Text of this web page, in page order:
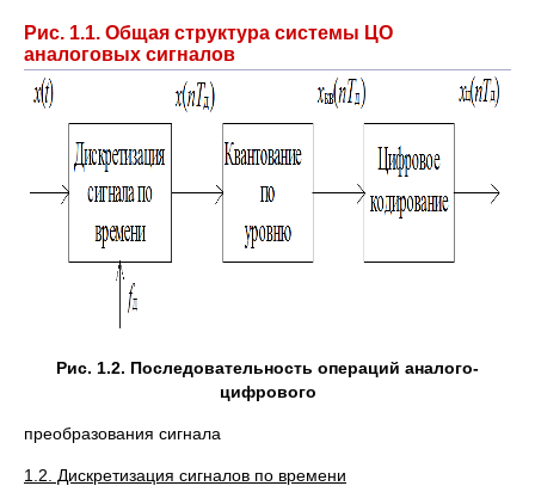
Рис. 1.1. Общая структура системы ЦО
аналоговых сигналов
Рис. 1.2. Последовательность операций аналого-
цифрового
преобразования сигнала
1.2. Дискретизация сигналов по времени